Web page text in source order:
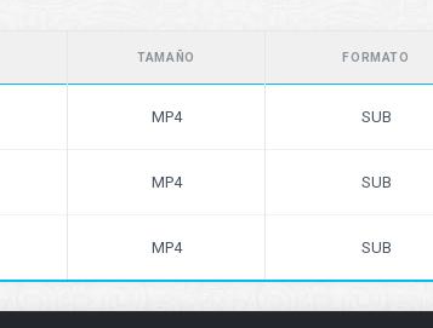
TAMAÑO FORMATO
MP4 SUB
MP4 SUB
MP4 SUB